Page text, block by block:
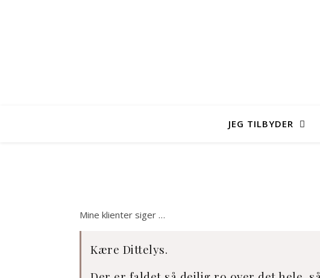
JEG TILBYDER
Mine klienter siger …
Kære Dittelys.